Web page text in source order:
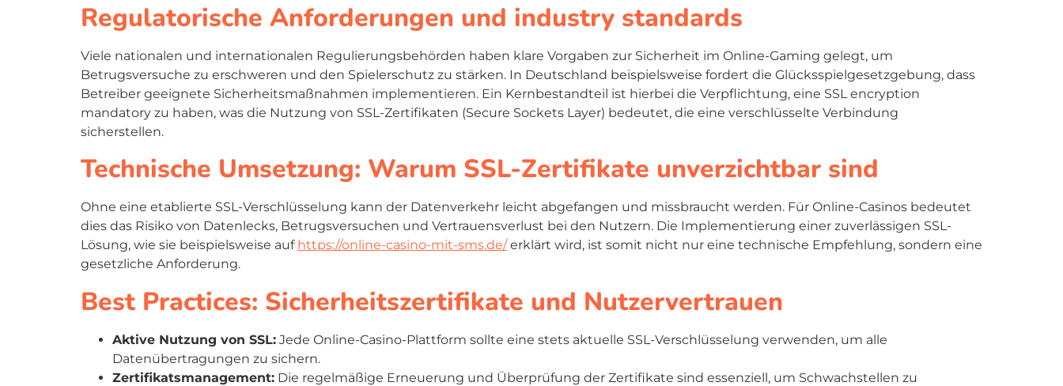
Regulatorische Anforderungen und industry standards
Viele nationalen und internationalen Regulierungsbehörden haben klare Vorgaben zur Sicherheit im Online-Gaming gelegt, um
Betrugsversuche zu erschweren und den Spielerschutz zu stärken. In Deutschland beispielsweise fordert die Glücksspielgesetzgebung, dass
Betreiber geeignete Sicherheitsmaßnahmen implementieren. Ein Kernbestandteil ist hierbei die Verpflichtung, eine SSL encryption
mandatory zu haben, was die Nutzung von SSL-Zertifikaten (Secure Sockets Layer) bedeutet, die eine verschlüsselte Verbindung
sicherstellen.
Technische Umsetzung: Warum SSL-Zertifikate unverzichtbar sind
Ohne eine etablierte SSL-Verschlüsselung kann der Datenverkehr leicht abgefangen und missbraucht werden. Für Online-Casinos bedeutet
dies das Risiko von Datenlecks, Betrugsversuchen und Vertrauensverlust bei den Nutzern. Die Implementierung einer zuverlässigen SSL-
Lösung, wie sie beispielsweise auf https://online-casino-mit-sms.de/erklärt wird, ist somit nicht nur eine technische Empfehlung, sondern eine
gesetzliche Anforderung.
Best Practices: Sicherheitszertifikate und Nutzervertrauen
Aktive Nutzung von SSL: Jede Online-Casino-Plattform sollte eine stets aktuelle SSL-Verschlüsselung verwenden, um alle
Datenübertragungen zu sichern.
Zertifikatsmanagement: Die regelmäßige Erneuerung und Überprüfung der Zertifikate sind essenziell, um Schwachstellen zu